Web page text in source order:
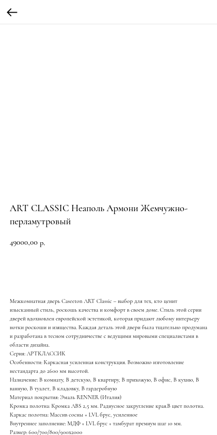
ART CLASSIC Неаполь Армони Жемчужно-
перламутровый
49000,00 р.
Межкомнатная дверь Caseeton ART Classic – выбор для тех, кто ценит
изысканный стиль, роскошь качества и комфорт в своем доме. Стиль этой серии
дверей вдохновлен европейской эстетикой, которая придают любому интерьеру
нотки роскоши и изящества. Каждая деталь этой двери была тщательно продумана
и разработана в тесном сотрудничестве с ведущими мировыми специалистами в
области дизайна.
Серия: АРТКЛАССИК
Особенности: Каркасная усиленная конструкция. Возможно изготовление
нестандарта до 2600 мм высотой.
Назначение: В комнату, В детскую, В квартиру, В прихожую, В офис, В кухню, В
ванную, В туалет, В кладовку, В гардеробную
Материал покрытия: Эмаль RENNER (Италия)
Кромка полотна: Кромка ABS 2,5 мм. Радиусное закругление края.В цвет полотна.
Каркас полотна: Массив сосны + LVL брус, усиленное
Внутреннее заполнение: МДФ + LVL брус + тамбурат премиум шаг 10 мм.
Размер: 600/700/800/900х2000